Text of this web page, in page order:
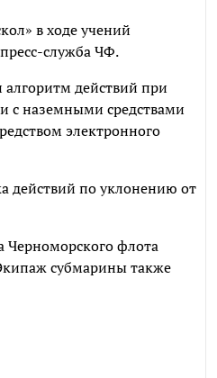
в ходе учений
служба ЧФ.
действий при
с наземными средствами
электронного
действий по уклонению от
Черноморского флота
субмарины также